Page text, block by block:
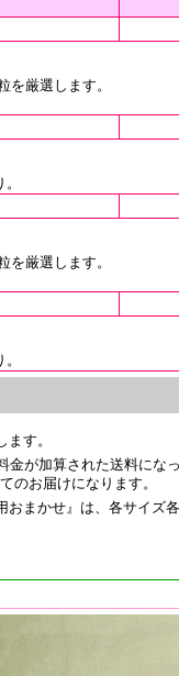
厳選します。
厳選します。
す。
が加算された送料にな
のお届けになります。
まかせ』は、各サイズ